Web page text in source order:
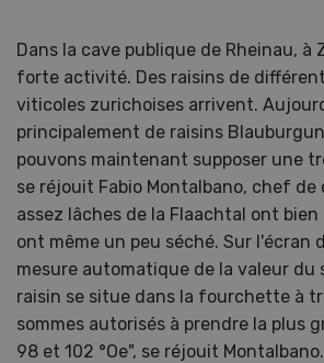
Dans la cave publique de Rheinau, à
forte activité. Des raisins de
viticoles zurichoises arrivent.
principalement de raisins
pouvons maintenant supposer une
se réjouit Fabio Montalbano, chef de
assez lâches de la Flaachtal ont
ont même un peu séché. Sur l'écran
mesure automatique de la valeur du
raisin se situe dans la fourchette à
sommes autorisés à prendre la plus
98 et 102 °Oe", se réjouit Montalbano.